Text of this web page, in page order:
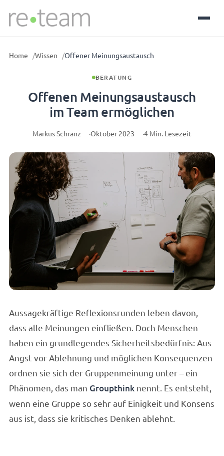
Home Wissen Offener Meinungsaustausch
BERATUNG
Offenen Meinungsaustausch
im Team ermöglichen
Markus Schranz Oktober 2023 4 Min. Lesezeit
Aussagekräftige Reflexionsrunden leben davon,
dass alle Meinungen einfließen. Doch Menschen
haben ein grundlegendes Sicherheitsbedürfnis: Aus
Angst vor Ablehnung und möglichen Konsequenzen
ordnen sie sich der Gruppenmeinung unter – ein
Phänomen, das man Groupthinknennt. Es entsteht,
wenn eine Gruppe so sehr auf Einigkeit und Konsens
aus ist, dass sie kritisches Denken ablehnt.